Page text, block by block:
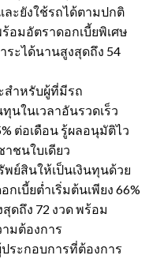
ละยังใช้รถได้ตามปกติ
อมอัตราดอกเบี้ยพิเศษ
ระได้นานสูงสุดถึง 54
สำหรับผู้ที่มีรถ
นในเวลาอันรวดเร็ว
ต่อเดือน รู้ผลอนุมัติไว
าชนใบเดียว
พย์สินให้เป็นเงินทุนด้วย
เบี้ยต่ำเริ่มต้นเพียง 66%
ดถึง 72 งวด พร้อม
มต้องการ
ระกอบการที่ต้องการ